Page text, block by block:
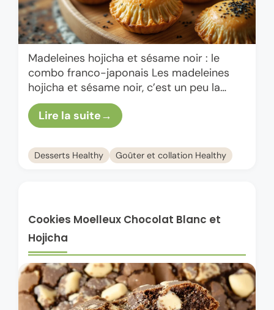
Madeleines hojicha et sésame noir : le
combo franco-japonais Les madeleines
hojicha et sésame noir, c’est un peu la
rencontre d’un goûter de grand-mère à
Commercy avec une pause thé …
Lire la suite
Desserts Healthy Goûter et collation Healthy
Cookies Moelleux Chocolat Blanc et
Hojicha